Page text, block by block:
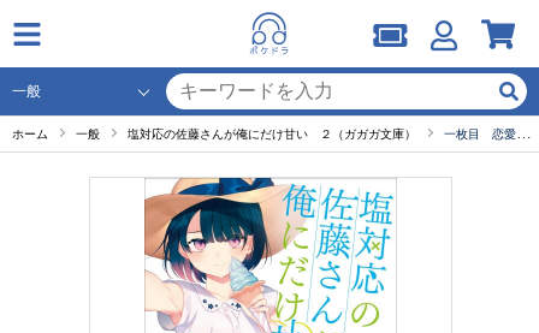
ホーム 一般 塩対応の佐藤さんが俺にだけ甘い ２（ガガガ文庫） 一枚目 恋愛相談